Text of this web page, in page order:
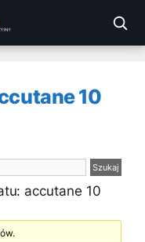
10
accutane 10